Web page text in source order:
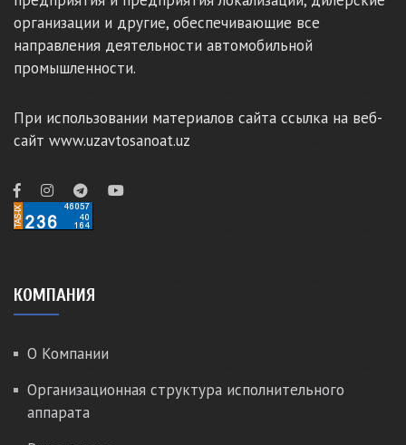
организации и другие, обеспечивающие все
направления деятельности автомобильной
промышленности.
При использовании материалов сайта ссылка на веб-
сайт www.uzavtosanoat.uz
КОМПАНИЯ
О Компании
Организационная структура исполнительного
аппарата